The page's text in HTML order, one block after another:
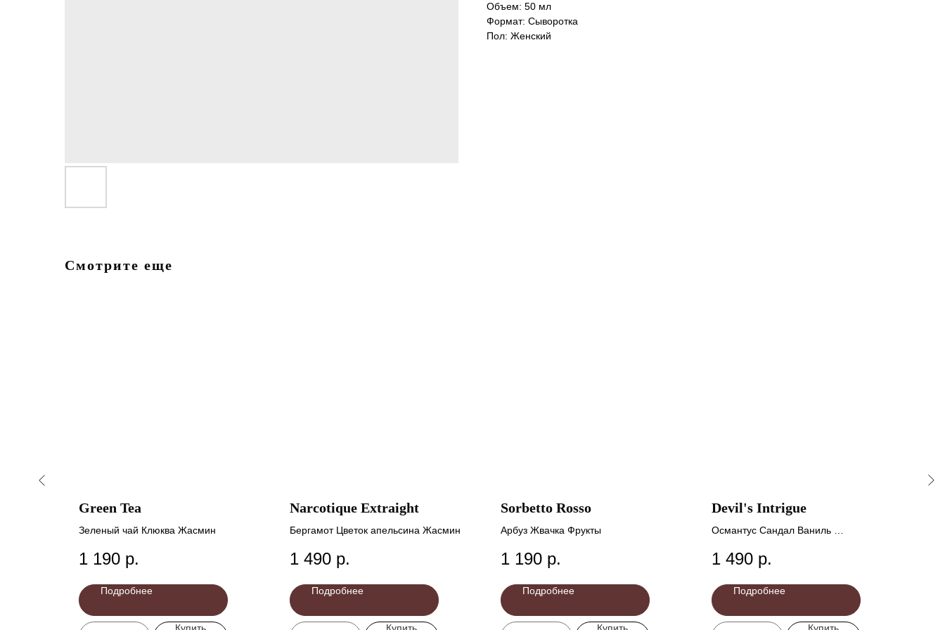
Объем: 50 мл
Формат: Сыворотка
Пол: Женский
Смотрите еще
Green Tea
Зеленый чай Клюква Жасмин
1 190 р.
Подробнее
Купить
Narcotique Extraight
Бергамот Цветок апельсина Жасмин
1 490 р.
Подробнее
Купить
Sorbetto Rosso
Арбуз Жвачка Фрукты
1 190 р.
Подробнее
Купить
Devil's Intrigue
Османтус Сандал Ваниль
1 490 р.
Подробнее
Купить